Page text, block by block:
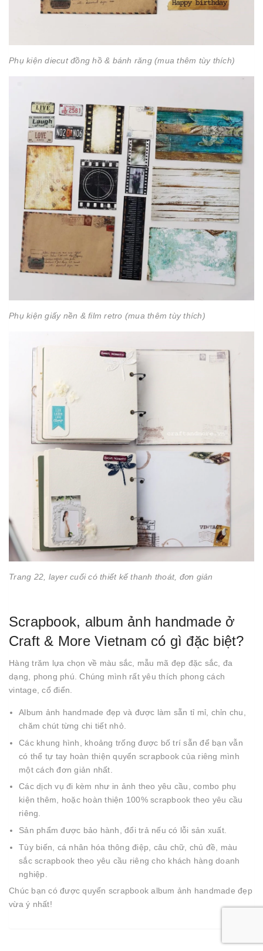
Phụ kiện diecut đồng hồ & bánh răng (mua thêm tùy thích)
Phụ kiện giấy nền & film retro (mua thêm tùy thích)
Trang 22, layer cuối có thiết kế thanh thoát, đơn giản
Scrapbook, album ảnh handmade ở
Craft & More Vietnam có gì đặc biệt?
Hàng trăm lựa chọn về màu sắc, mẫu mã đẹp đặc sắc, đa
dạng, phong phú. Chúng mình rất yêu thích phong cách
vintage, cổ điển.
Album ảnh handmade đẹp và được làm sẵn tỉ mỉ, chỉn chu,
chăm chút từng chi tiết nhỏ.
Các khung hình, khoảng trống được bố trí sẵn để bạn vẫn
có thể tự tay hoàn thiện quyển scrapbook của riêng mình
một cách đơn giản nhất.
Các dịch vụ đi kèm như in ảnh theo yêu cầu, combo phụ
kiện thêm, hoặc hoàn thiện 100% scrapbook theo yêu cầu
riêng.
Sản phẩm được bảo hành, đổi trả nếu có lỗi sản xuất.
Tùy biến, cá nhân hóa thông điệp, câu chữ, chủ đề, màu
sắc scrapbook theo yêu cầu riêng cho khách hàng doanh
nghiệp.
Chúc bạn có được quyển scrapbook album ảnh handmade đẹp
vừa ý nhất!